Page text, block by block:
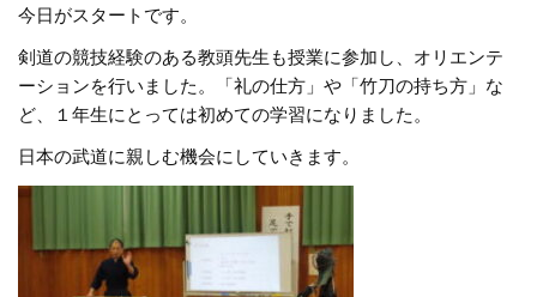
今日がスタートです。
剣道の競技経験のある教頭先生も授業に参加し、オリエンテ
ーションを行いました。「礼の仕方」や「竹刀の持ち方」な
ど、１年生にとっては初めての学習になりました。
日本の武道に親しむ機会にしていきます。